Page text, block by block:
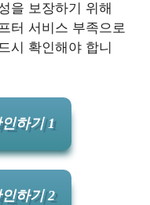
을 보장하기 위해
터 서비스 부족으로
시 확인해야 합니
하기 1
하기 2